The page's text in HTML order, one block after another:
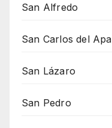
San Alfredo
San Carlos del Apa
San Lázaro
San Pedro